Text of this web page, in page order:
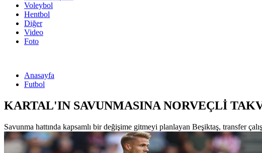
Voleybol
Hentbol
Diğer
Video
Foto
Anasayfa
Futbol
KARTAL'IN SAVUNMASINA NORVEÇLİ
Savunma hattında kapsamlı bir değişime gitmeyi planlayan Beşiktaş, transfer